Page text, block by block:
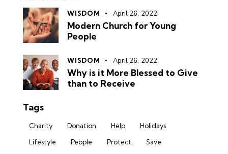
WISDOM April 26, 2022
Modern Church for Young
People
WISDOM April 26, 2022
Why is it More Blessed to Give
than to Receive
Tags
Charity Donation Help
Holidays
Lifestyle
People Protect
Save